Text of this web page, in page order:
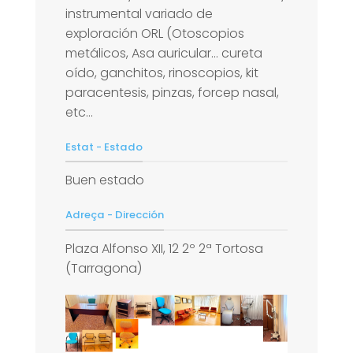
instrumental variado de
exploración ORL (Otoscopios
metálicos, Asa auricular… cureta
oído, ganchitos, rinoscopios, kit
paracentesis, pinzas, forcep nasal,
etc…
Estat - Estado
Buen estado
Adreça - Dirección
Plaza Alfonso XII, 12 2º 2ª Tortosa
(Tarragona)